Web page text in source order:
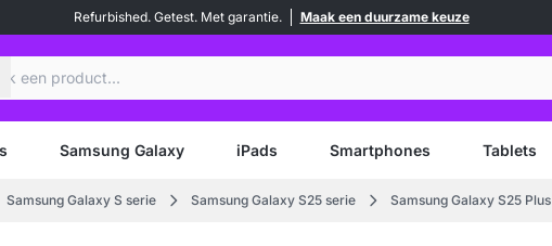
Refurbished. Getest. Met garantie. Maak een duurzame keuze
Samsung Galaxy iPads Smartphones Tablets
Samsung Galaxy S serie Samsung Galaxy S25 serie Samsung Galaxy S25 Plus